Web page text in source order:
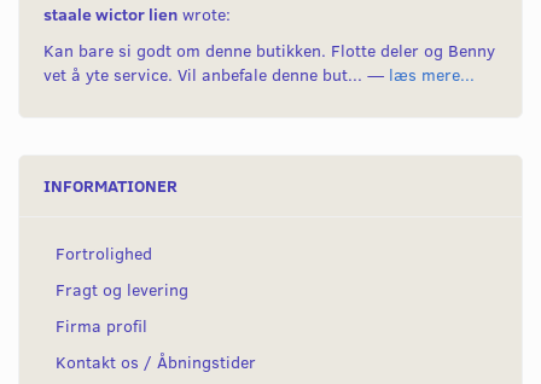
staale wictor lien wrote:
Kan bare si godt om denne butikken. Flotte deler og Benny
vet å yte service. Vil anbefale denne but... — læs mere...
INFORMATIONER
Fortrolighed
Fragt og levering
Firma profil
Kontakt os / Åbningstider